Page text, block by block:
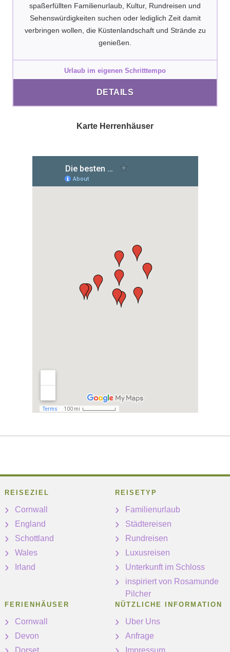
spaßerfüllten Familienurlaub, Kultur, Rundreisen und
Sehenswürdigkeiten suchen oder lediglich Zeit damit
verbringen wollen, die Küstenlandschaft und Strände zu
genießen.
Urlaub im eigenen Schritttempo
DETAILS
Karte Herrenhäuser
REISEZIEL
Cornwall
England
Schottland
Wales
Irland
REISETYP
Familienurlaub
Städtereisen
Rundreisen
Luxusreisen
Unterkunft im Schloss
inspiriert von Rosamunde
Pilcher
FERIENHÄUSER
Cornwall
Devon
NÜTZLICHE INFORMATION
Uber Uns
Anfrage